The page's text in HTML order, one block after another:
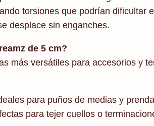
torsiones que podrían dificultar
desplace sin enganches.
de 5 cm?
más versátiles para accesorios y
para puños de medias y
para tejer cuellos o